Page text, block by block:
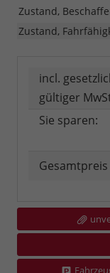
Zustand,
Zustand,
incl.
gültiger
Sie sparen:
Gesamtpreis